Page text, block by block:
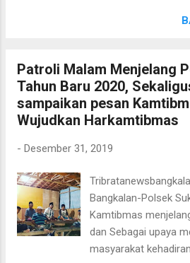
TNI - POLRI Dalam
Kwanyar Polres
Kwanyar Kapten Inf.
Kwanyar AKP Andy
berlokasi di pertigaan
Kecamatan Kwanyar,
adanya kedekatan
TNI maupun POLRI
dari seluruh elemen
terus tingkatkan
harmonis antara
"jelas Kapolres
Patroli Malam Menjelang
Tahun Baru 2020,
sampaikan pesan
Wujudkan Harkamtibmas
- Desember 31, 2019
Bangkalan-Polsek
Kamtibmas
dan Sebagai upaya
masyarakat